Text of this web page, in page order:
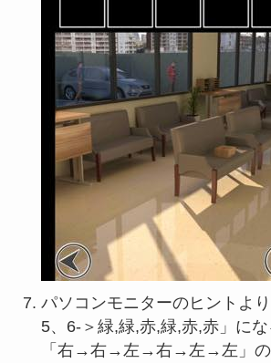
パソコンモニターのヒントより
5、6-＞緑,緑,赤,緑,赤,赤」に
「右→右→左→右→左→左」の